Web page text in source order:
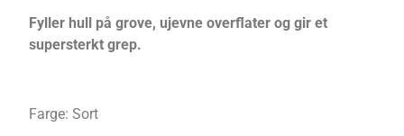
Fyller hull på grove, ujevne overflater og gir et
supersterkt grep.
Farge: Sort